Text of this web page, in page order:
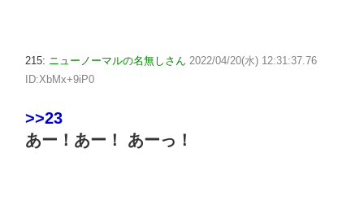
215: ニューノーマルの名無しさん 2022/04/20(水) 12:31:37.76
ID:XbMx+9iP0
>>23
あー！あー！ あーっ！